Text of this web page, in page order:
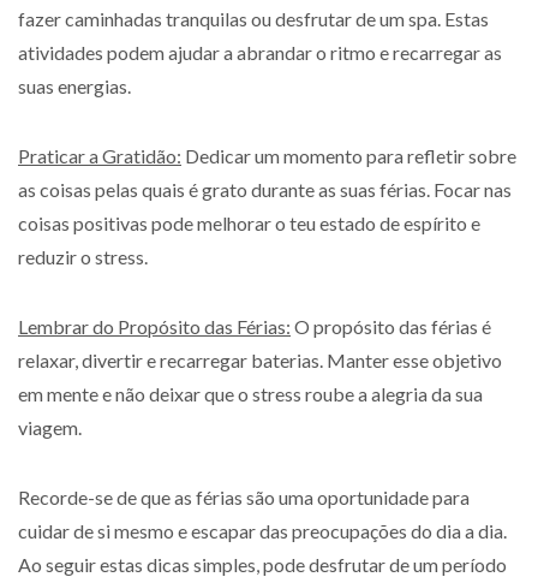
fazer caminhadas tranquilas ou desfrutar de um spa. Estas
atividades podem ajudar a abrandar o ritmo e recarregar as
suas energias.
Praticar a Gratidão: Dedicar um momento para refletir sobre
as coisas pelas quais é grato durante as suas férias. Focar nas
coisas positivas pode melhorar o teu estado de espírito e
reduzir o stress.
Lembrar do Propósito das Férias: O propósito das férias é
relaxar, divertir e recarregar baterias. Manter esse objetivo
em mente e não deixar que o stress roube a alegria da sua
viagem.
Recorde-se de que as férias são uma oportunidade para
cuidar de si mesmo e escapar das preocupações do dia a dia.
Ao seguir estas dicas simples, pode desfrutar de um período